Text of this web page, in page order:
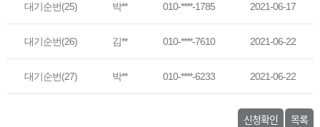
대기순번(25) 박** 010-****-1785 2021-06-17
대기순번(26) 김** 010-****-7610 2021-06-22
대기순번(27) 박** 010-****-6233 2021-06-22
신청확인 목록